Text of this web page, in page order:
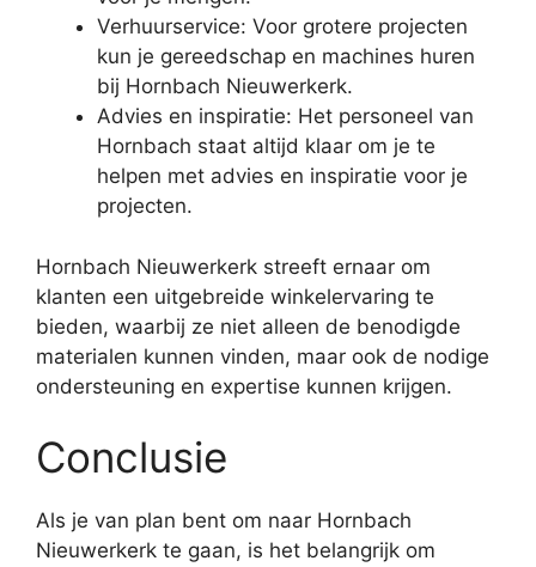
Verhuurservice: Voor grotere projecten
kun je gereedschap en machines huren
bij Hornbach Nieuwerkerk.
Advies en inspiratie: Het personeel van
Hornbach staat altijd klaar om je te
helpen met advies en inspiratie voor je
projecten.
Hornbach Nieuwerkerk streeft ernaar om
klanten een uitgebreide winkelervaring te
bieden, waarbij ze niet alleen de benodigde
materialen kunnen vinden, maar ook de nodige
ondersteuning en expertise kunnen krijgen.
Conclusie
Als je van plan bent om naar Hornbach
Nieuwerkerk te gaan, is het belangrijk om